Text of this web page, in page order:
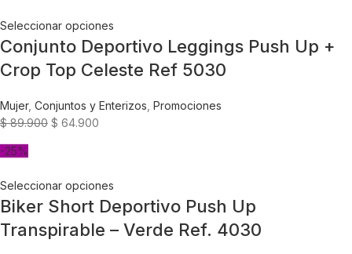
Seleccionar opciones
Conjunto Deportivo Leggings Push Up +
Crop Top Celeste Ref 5030
Mujer, Conjuntos y Enterizos Promociones
$89.900 $ 64.900
-25%
Seleccionar opciones
Biker Short Deportivo Push Up
Transpirable – Verde Ref. 4030